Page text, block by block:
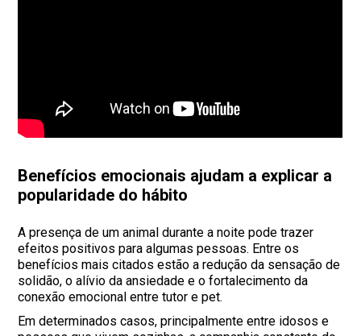
Benefícios emocionais ajudam a explicar a
popularidade do hábito
A presença de um animal durante a noite pode trazer
efeitos positivos para algumas pessoas. Entre os
benefícios mais citados estão a redução da sensação de
solidão, o alívio da ansiedade e o fortalecimento da
conexão emocional entre tutor e pet.
Em determinados casos, principalmente entre idosos e